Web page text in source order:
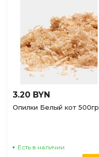
3.20 BYN
Опилки Белый кот 500гр
Есть в наличии